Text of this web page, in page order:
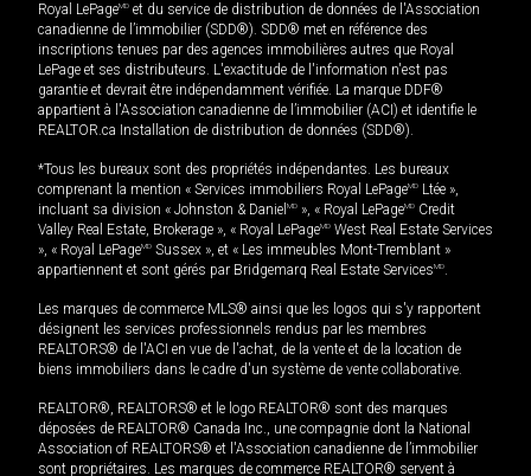
Royal LePageMD et du service de distribution de données de l'Association
canadienne de l’immobilier (SDD®). SDD® met en référence des
inscriptions tenues par des agences immobilières autres que Royal
LePage et ses distributeurs. L'exactitude de l'information n'est pas
garantie et devrait être indépendamment vérifiée. La marque DDF®
appartient à l'Association canadienne de l’immobilier (ACI) et identifie le
REALTOR.ca Installation de distribution de données (SDD®).
*Tous les bureaux sont des propriétés indépendantes. Les bureaux
comprenant la mention « Services immobiliers Royal LePageMD Ltée »,
incluant sa division « Johnston & Daniel MD », « Royal LePageMD Credit
Valley Real Estate, Brokerage », « Royal LePageMD West Real Estate Services
», « Royal LePageMD Sussex », et « Les immeubles Mont-Tremblant »
appartiennent et sont gérés par Bridgemarq Real Estate ServicesMD.
Les marques de commerce MLS® ainsi que les logos qui s'y rapportent
désignent les services professionnels rendus par les membres
REALTORS® de l'ACI en vue de l'achat, de la vente et de la location de
biens immobiliers dans le cadre d'un système de vente collaborative.
REALTOR®, REALTORS® et le logo REALTOR® sont des marques
déposées de REALTOR® Canada Inc., une compagnie dont la National
Association of REALTORS® et l'Association canadienne de l’immobilier
sont propriétaires. Les marques de commerce REALTOR® servent à